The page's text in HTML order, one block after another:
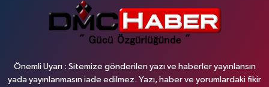
Önemli Uyarı : Sitemize gönderilen yazı ve haberler yayınlansın
yada yayınlanmasın iade edilmez. Yazı, haber ve yorumlardaki fikir